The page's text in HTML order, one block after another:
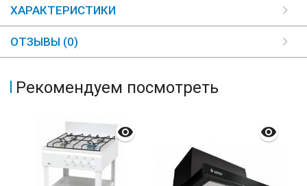
ХАРАКТЕРИСТИКИ
ОТЗЫВЫ (0)
Рекомендуем посмотреть